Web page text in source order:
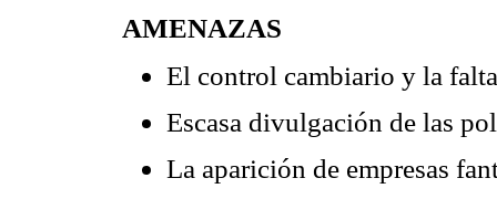
AMENAZAS
El control cambiario y la
Escasa divulgación de las
La aparición de empresas